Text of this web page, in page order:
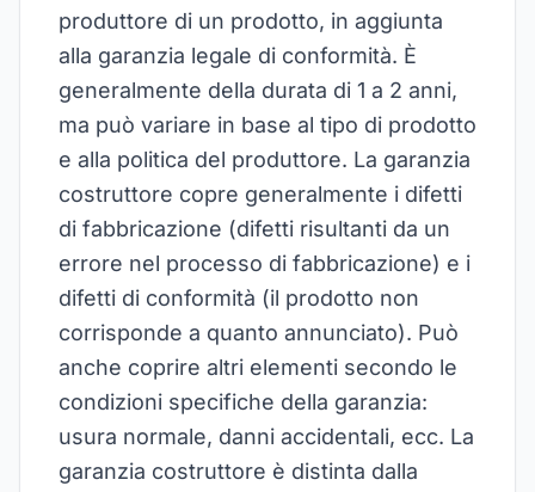
produttore di un prodotto, in aggiunta
alla garanzia legale di conformità. È
generalmente della durata di 1 a 2 anni,
ma può variare in base al tipo di prodotto
e alla politica del produttore. La garanzia
costruttore copre generalmente i difetti
di fabbricazione (difetti risultanti da un
errore nel processo di fabbricazione) e i
difetti di conformità (il prodotto non
corrisponde a quanto annunciato). Può
anche coprire altri elementi secondo le
condizioni specifiche della garanzia:
usura normale, danni accidentali, ecc. La
garanzia costruttore è distinta dalla